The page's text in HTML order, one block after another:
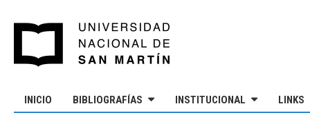
INICIO BIBLIOGRAFÍAS INSTITUCIONAL LINKS